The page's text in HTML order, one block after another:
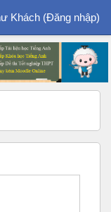
Khách (Đăng nhập)